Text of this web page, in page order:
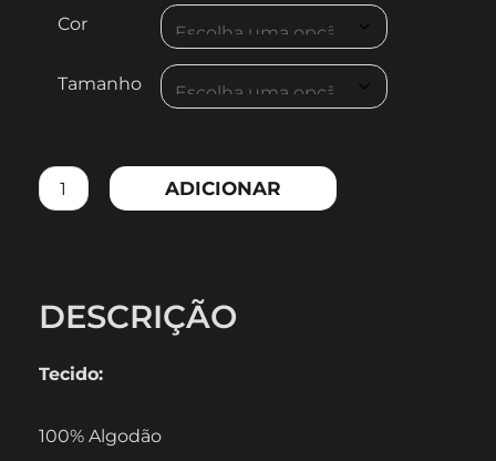
Cor
Tamanho
Quantidade
MEN'S
SHIRT
ADICIONAR
DESCRIÇÃO
Tecido:
100% Algodão